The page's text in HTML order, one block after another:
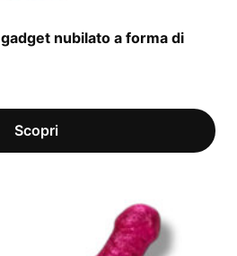
nubilato a forma di